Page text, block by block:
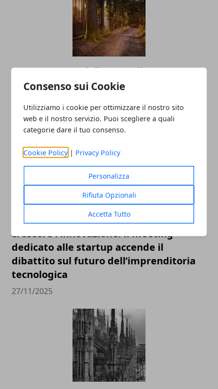
Consenso sui Cookie
Utilizziamo i cookie per ottimizzare il nostro sito
web e il nostro servizio. Puoi scegliere a quali
categorie dare il tuo consenso.
Cookie Policy | Privacy Policy
Personalizza
Rifiuta Opzionali
Accetta Tutto
Cremona esce dalle zone di
contenimento per la Peste Suina
27/11/2025
Lombardia e Invitalia insieme per far
crescere l’innovazione: il meeting
dedicato alle startup accende il
dibattito sul futuro dell’imprenditoria
tecnologica
27/11/2025